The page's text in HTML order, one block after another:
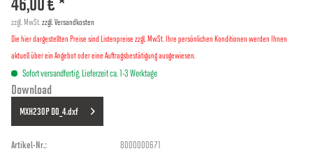
zzgl. MwSt. zzgl. Versandkosten
Die hier dargestellten Preise sind Listenpreise zzgl. MwSt. Ihre persönlichen Konditionen werden Ihnen
aktuell über ein Angebot oder eine Auftragsbestätigung ausgewiesen.
Sofort versandfertig, Lieferzeit ca. 1-3 Werktage
Download
MXH230P D0_4.dxf
Artikel-Nr.: 8000000671